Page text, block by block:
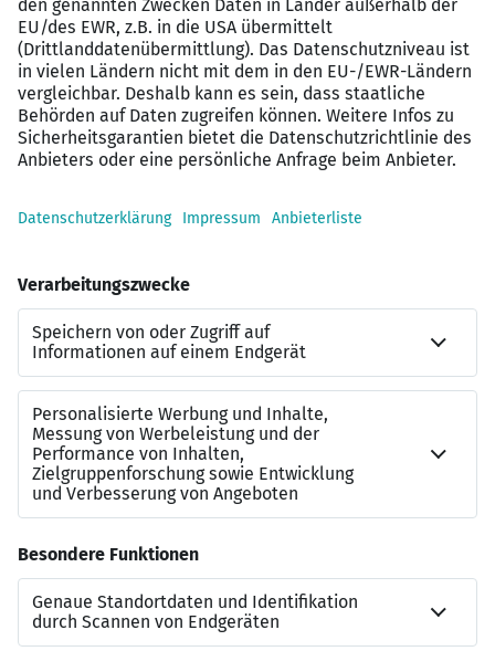
Attraktives Provisionsmodell
Aus- und Weiterbildung
Flexible Arbeitsgestaltung
Großer Kundenstamm
Top IT-Ausstattung
Zusammenarbeit mit den Partnerbanken
Kontakt
Michael Heidemanns
01522/ 2683477
michael.heidemanns@schwaebisch-hall.de
Meine Website